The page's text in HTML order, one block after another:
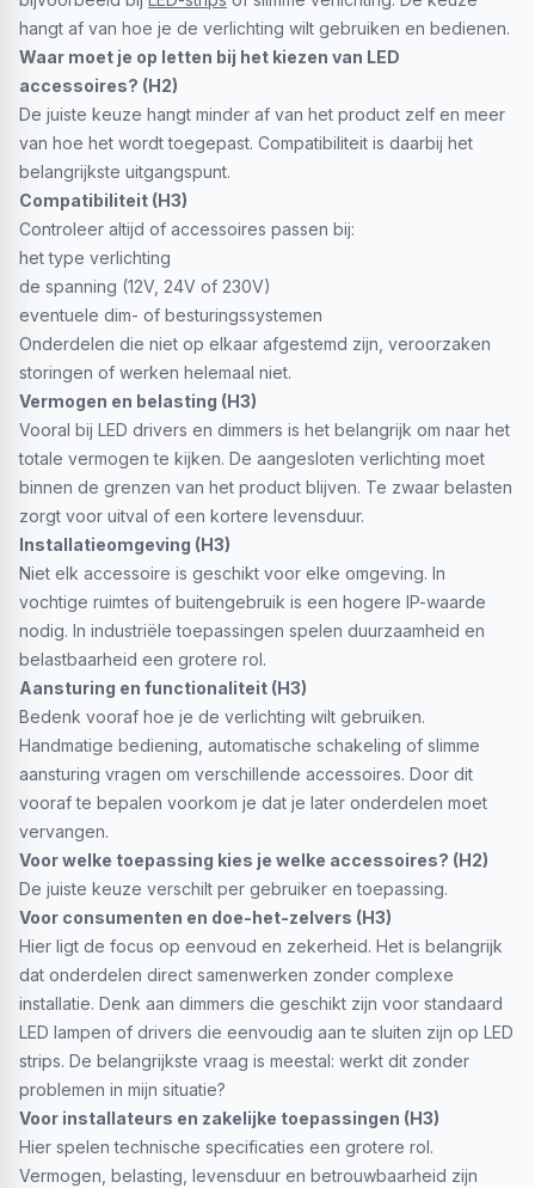
hangt af van hoe je de verlichting wilt gebruiken en bedienen.
Waar moet je op letten bij het kiezen van LED
accessoires? (H2)
De juiste keuze hangt minder af van het product zelf en meer
van hoe het wordt toegepast. Compatibiliteit is daarbij het
belangrijkste uitgangspunt.
Compatibiliteit (H3)
Controleer altijd of accessoires passen bij:
het type verlichting
de spanning (12V, 24V of 230V)
eventuele dim- of besturingssystemen
Onderdelen die niet op elkaar afgestemd zijn, veroorzaken
storingen of werken helemaal niet.
Vermogen en belasting (H3)
Vooral bij LED drivers en dimmers is het belangrijk om naar het
totale vermogen te kijken. De aangesloten verlichting moet
binnen de grenzen van het product blijven. Te zwaar belasten
zorgt voor uitval of een kortere levensduur.
Installatieomgeving (H3)
Niet elk accessoire is geschikt voor elke omgeving. In
vochtige ruimtes of buitengebruik is een hogere IP-waarde
nodig. In industriële toepassingen spelen duurzaamheid en
belastbaarheid een grotere rol.
Aansturing en functionaliteit (H3)
Bedenk vooraf hoe je de verlichting wilt gebruiken.
Handmatige bediening, automatische schakeling of slimme
aansturing vragen om verschillende accessoires. Door dit
vooraf te bepalen voorkom je dat je later onderdelen moet
vervangen.
Voor welke toepassing kies je welke accessoires? (H2)
De juiste keuze verschilt per gebruiker en toepassing.
Voor consumenten en doe-het-zelvers (H3)
Hier ligt de focus op eenvoud en zekerheid. Het is belangrijk
dat onderdelen direct samenwerken zonder complexe
installatie. Denk aan dimmers die geschikt zijn voor standaard
LED lampen of drivers die eenvoudig aan te sluiten zijn op LED
strips. De belangrijkste vraag is meestal: werkt dit zonder
problemen in mijn situatie?
Voor installateurs en zakelijke toepassingen (H3)
Hier spelen technische specificaties een grotere rol.
Vermogen, belasting, levensduur en betrouwbaarheid zijn